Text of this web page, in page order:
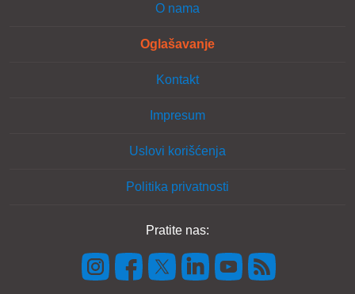
O nama
Oglašavanje
Kontakt
Impresum
Uslovi korišćenja
Politika privatnosti
Pratite nas: